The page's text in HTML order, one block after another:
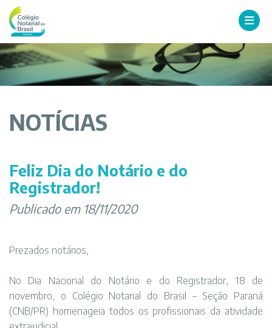
NOTÍCIAS
Feliz Dia do Notário e do
Registrador!
Publicado em 18/11/2020
Prezados notários,
No Dia Nacional do Notário e do Registrador, 18 de
novembro, o Colégio Notarial do Brasil – Seção Paraná
(CNB/PR) homenageia todos os profissionais da atividade